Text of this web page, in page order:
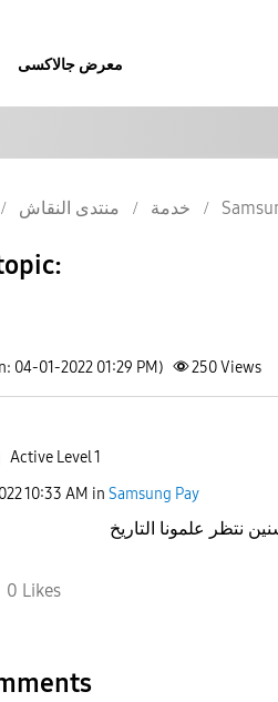
معرض جالاكسى
منتدى النقاش خدمة
04-01-2022 01:29 PM) 250Views
Active Level 1
10:33 AM in Samsung Pay
نتظر علمونا التاريخ
0 Likes